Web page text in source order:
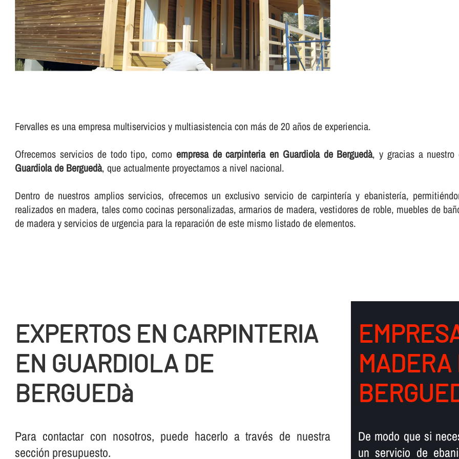
Fervalles es una empresa multiservicios y multiasistencia con más de 20 años de experiencia.
Ofrecemos servicios de todo tipo, como empresa de carpinteria en Guardiola de Berguedà, y gracias a nuestro
Guardiola de Berguedà, que actualmente proyectamos a nivel nacional.
Dentro de nuestros amplios servicios, ofrecemos un exclusivo servicio de carpinterí­a y ebanisterí­a,
realizados en madera, tales como cocinas personalizadas, armarios de madera, vestidores de roble, muebles de
de madera y servicios de urgencia para la reparación de este mismo listado de elementos.
EXPERTOS EN CARPINTERIA
EN GUARDIOLA DE
BERGUEDà
Para contactar con nosotros, puede hacerlo a través de nuestra
sección presupuesto.
De modo que si
un servicio de